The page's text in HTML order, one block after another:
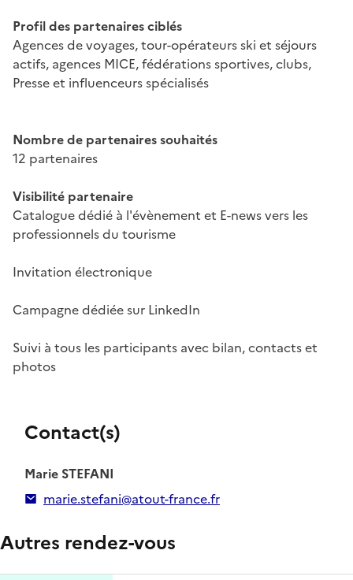
Profil des partenaires ciblés
Agences de voyages, tour-opérateurs ski et séjours
actifs, agences MICE, fédérations sportives, clubs,
Presse et influenceurs spécialisés
Nombre de partenaires souhaités
12 partenaires
Visibilité partenaire
Catalogue dédié à l'évènement et E-news vers les
professionnels du tourisme
Invitation électronique
Campagne dédiée sur LinkedIn
Suivi à tous les participants avec bilan, contacts et
photos
Contact(s)
Marie STEFANI
marie.stefani@atout-france.fr
Autres rendez-vous